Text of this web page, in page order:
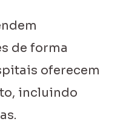
de forma
oferecem
incluindo